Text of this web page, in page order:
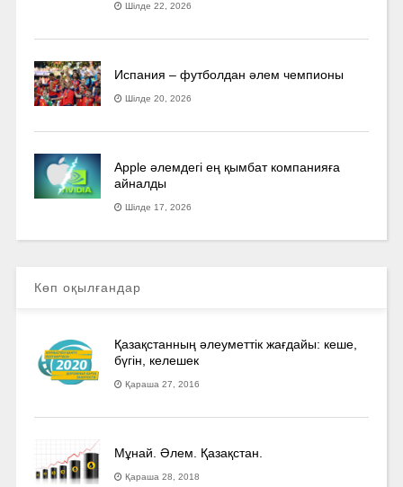
Шілде 22, 2026
Испания – футболдан әлем чемпионы
Шілде 20, 2026
Apple әлемдегі ең қымбат компанияға
айналды
Шілде 17, 2026
Көп оқылғандар
Қазақстанның әлеуметтік жағдайы: кеше,
бүгін, келешек
Қараша 27, 2016
Мұнай. Әлем. Қазақстан.
Қараша 28, 2018